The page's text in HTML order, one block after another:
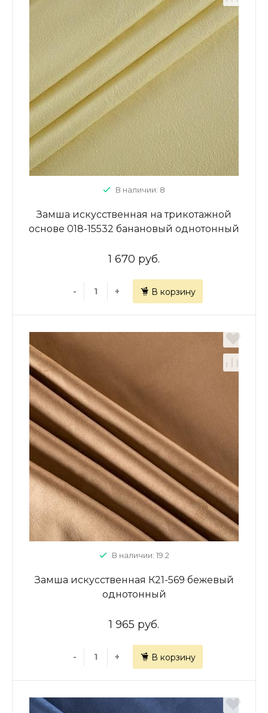
В наличии: 8
Замша искусственная на трикотажной
основе 018-15532 банановый однотонный
1 670 руб.
- + В корзину
В наличии: 19.2
Замша искусственная К21-569 бежевый
однотонный
1 965 руб.
- + В корзину